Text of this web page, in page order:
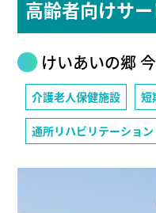
高齢者向けサー
けいあいの郷
介護老人保健施設 短
通所リハビリテーション